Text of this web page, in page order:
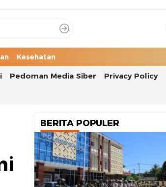
Kesehatan
Pedoman Media Siber Privacy Policy
BERITA POPULER